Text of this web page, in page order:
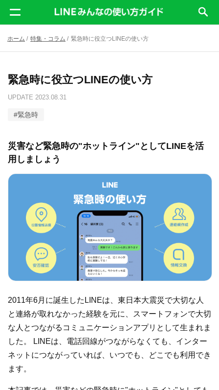
ホーム / 特集・コラム / 緊急時に役立つLINEの使い方
緊急時に役立つLINEの使い方
UPDATE 2023.08.31
#緊急時
災害など緊急時の"ホットライン"としてLINEを活
用しましょう
2011年6月に誕生したLINEは、東日本大震災で大切な人
と連絡が取れなかった経験を元に、スマートフォンで大切
な人とつながるコミュニケーションアプリとして生まれま
した。 LINEは、電話回線がつながらなくても、インター
ネットにつながっていれば、いつでも、どこでも利用でき
ます。